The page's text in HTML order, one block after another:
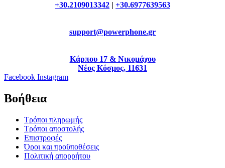
+30.2109013342 +30.6977639563
support@powerphone.gr
Κάρπου 17 & Νικομάχου
Νέος Κόσμος, 11631
Facebook Instagram
Βοήθεια
Τρόποι πληρωμής
Τρόποι αποστολής
Επιστροφές
Όροι και προϋποθέσεις
Πολιτική απορρήτου